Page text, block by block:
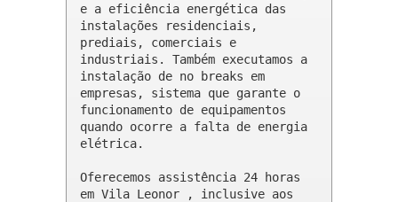
e a eficiência energética das
instalações residenciais,
prediais, comerciais e
industriais. Também executamos a
instalação de no breaks em
empresas, sistema que garante o
funcionamento de equipamentos
quando ocorre a falta de energia
elétrica.
Oferecemos assistência 24 horas
em Vila Leonor , inclusive aos